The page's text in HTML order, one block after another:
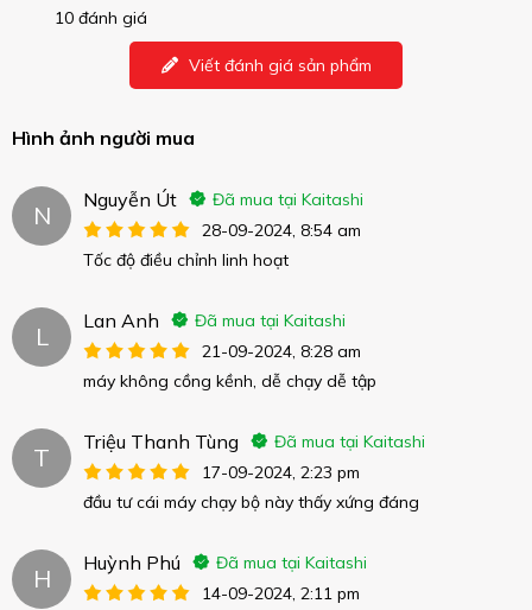
10 đánh giá
Viết đánh giá sản phẩm
Hình ảnh người mua
N
Nguyễn Út
Đã mua tại Kaitashi
28-09-2024, 8:54 am
Tốc độ điều chỉnh linh hoạt
L
Lan Anh
Đã mua tại Kaitashi
21-09-2024, 8:28 am
máy không cồng kềnh, dễ chạy dễ tập
T
Triệu Thanh Tùng
Đã mua tại Kaitashi
17-09-2024, 2:23 pm
đầu tư cái máy chạy bộ này thấy xứng đáng
H
Huỳnh Phú
Đã mua tại Kaitashi
14-09-2024, 2:11 pm